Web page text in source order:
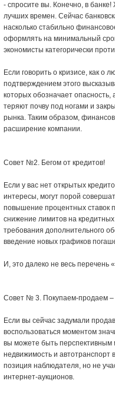
- спросите вы. Конечно, в
лучших времен. Сейчас
насколько стабильно
оформлять на минимальный
экономисты категорически
Если говорить о кризисе, как о
подтверждением этого
которых обозначает
теряют почву под ногами и
рынка. Таким образом,
расширение компании.
Совет №2. Бегом от кредитов!
Если у вас нет открытых
интересы, могут порой
повышение процентных ставок
снижение лимитов на кредитных
требования дополнительного
введение новых графиков
И, это далеко не весь перечень
Совет № 3. Покупаем-продаем –
Если вы сейчас задумали
воспользоваться моментом
вы можете быть перспективным
недвижимость и автотранспорт
позиция наблюдателя, но не
интернет-аукционов.